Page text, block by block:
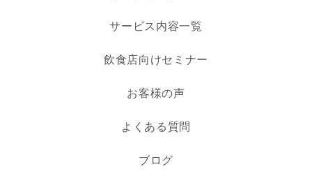
サービス内容一覧
飲食店向けセミナー
お客様の声
よくある質問
ブログ